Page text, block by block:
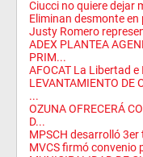
Ciucci no quiere dejar
Eliminan desmonte
Justy Romero
ADEX PLANTEA
PRIM...
AFOCAT La Libertad
LEVANTAMIENTO DE
...
OZUNA OFRECERÁ
D...
MPSCH desarrolló
MVCS firmó convenio